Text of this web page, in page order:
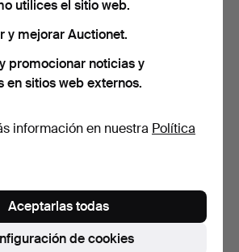
OMEGA, Ladymatic, oro de
18K, 18 mm, aprox…
Subastado 24 jul 2026
7 pujas
utilices el sitio web.
y mejorar Auctionet.
promocionar noticias y
en sitios web externos.
información en nuestra Política
de cookies
Aceptarlas todas